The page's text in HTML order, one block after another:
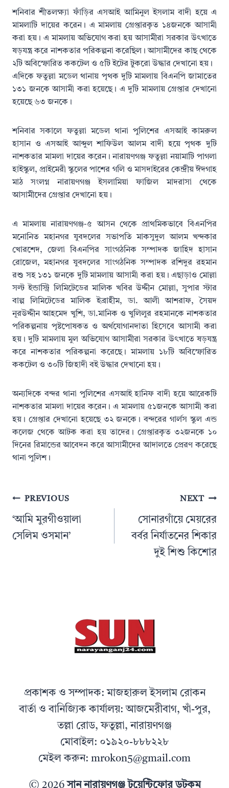
শনিবার শীতলক্ষ্যা ফাঁড়ির এসআই আমিনুল ইসলাম বাদী হয়ে এ
মামলাটি দায়ের করেন। এ মামলায় গ্রেপ্তারকৃত ১৪জনকে আসামী
করা হয়। এ মামলায় অভিযোগ করা হয় আসামীরা সরকার উৎখাতে
ষড়যন্ত্র করে নাশকতার পরিকল্পনা করেছিল। আসামীদের কাছ থেকে
২টি অবিস্ফোরিত ককটেল ও ৫টি ইটের টুকরো উদ্ধার দেখানো হয়।
এদিকে ফতুল্লা মডেল থানায় পৃথক দুটি মামলায় বিএনপি জামাতের
১৩১ জনকে আসামী করা হয়েছে। এ দুটি মামলায় গ্রেপ্তার দেখানো
হয়েছে ৬৩ জনকে।
শনিবার সকালে ফতুল্লা মডেল থানা পুলিশের এসআই কামরুল
হাসান ও এসআই আব্দুল শাফিউল আলম বাদী হয়ে পৃথক দুটি
নাশকতার মামলা দায়ের করেন। নারায়ণগঞ্জ ফতুল্লা নয়ামাটি পাগলা
হাইস্কুল, প্রাইমেরী স্কুলের পাশের গলি ও মাসদাইরের কেন্দ্রীয় ঈদগাহ
মাঠ সংলগ্ন নারায়ণগঞ্জ ইসলামিয়া ফাজিল মাদরাসা থেকে
আসামীদের গ্রেপ্তার দেখানো হয়।
এ মামলায় নারায়ণগঞ্জ-৫ আসন থেকে প্রাথমিকভাবে বিএনপির
মনোনিত মহানগর যুবদলের সভাপতি মাকসুদুল আলম খন্দকার
খোরশেদ, জেলা বিএনপির সাংগঠনিক সম্পাদক জাহিদ হাসান
রোজেল, মহানগর যুবদলের সাংগঠনিক সম্পাদক রশিদুর রহমান
রশু সহ ১৩১ জনকে দুটি মামলায় আসামী করা হয়। এছাড়াও মোল্লা
সল্ট ইন্ডাস্ট্রি লিমিটেডের মালিক খবির উদ্দীন মোল্লা, সুপার স্টার
বাল্প লিমিটেডের মালিক ইব্রাহীম, ডা. আলী আশরাফ, সৈয়দ
নূরউদ্দীন আহমেদ খুশি, ডা.মানিক ও খুলিলুর রহমানকে নাশকতার
পরিকল্পনায় পৃষ্টপোষকত ও অর্থযোগানদাতা হিসেবে আসামী করা
হয়। দুটি মামলায় মুল অভিযোগ আসামীরা সরকার উৎখাতে ষড়যন্ত্র
করে নাশকতার পরিকল্পনা করেছে। মামলায় ১৮টি অবিস্ফোরিত
ককটেল ও ৩০টি জিহাদী বই উদ্ধার দেখানো হয়।
অন্যদিকে বন্দর থানা পুলিশের এসআই হানিফ বাদী হয়ে আরেকটি
নাশকতার মামলা দায়ের করেন। এ মামলায় ৫১জনকে আসামী করা
হয়। গ্রেপ্তার দেখানো হয়েছে ৩২ জনকে। বন্দরের গার্লস স্কুল এন্ড
কলেজ থেকে আটক করা হয় তাদের। গ্রেপ্তারকৃত ৩২জনকে ১০
দিনের রিমান্ডের আবেদন করে আসামীদের আদালতে প্রেরণ করেছে
থানা পুলিশ।
PostPREVIOUS
‘আমি মুরগীওয়ালা
সেলিম ওসমান’
NEXT
সোনারগাঁয়ে মেয়রের
বর্বর নির্যাতনের শিকার
দুই শিশু কিশোর
প্রকাশক ও সম্পাদক: মাজহারুল ইসলাম রোকন
বার্তা ও বানিজ্যিক কার্যালয়: আজমেরীবাগ, খাঁ-পুর,
তল্লা রোড, ফতুল্লা, নারায়ণগঞ্জ
মোবাইল: ০১৯২০-৮৮৮২২৮
মেইল করুন: mrokon5@gmail.com
© 2026 সান নারায়ণগঞ্জ টুয়েন্টিফোর ডটকম